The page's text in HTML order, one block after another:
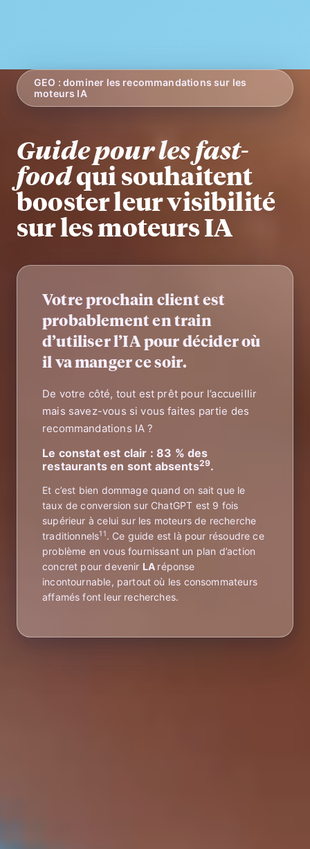
GEO : dominer les recommandations sur les
moteurs IA
Guide pour les fast-
foodqui souhaitent
booster leur visibilité
sur les moteurs IA
Votre prochain client est
probablement en train
d’utiliser l’IA pour décider où
il va manger ce soir.
De votre côté, tout est prêt pour l’accueillir
mais savez-vous si vous faites partie des
recommandations IA ?
Le constat est clair : 83 % des
restaurants en sont absents29.
Et c’est bien dommage quand on sait que le
taux de conversion sur ChatGPT est 9 fois
supérieur à celui sur les moteurs de recherche
traditionnels11. Ce guide est là pour résoudre ce
problème en vous fournissant un plan d’action
concret pour devenir LA réponse
incontournable, partout où les consommateurs
affamés font leur recherches.